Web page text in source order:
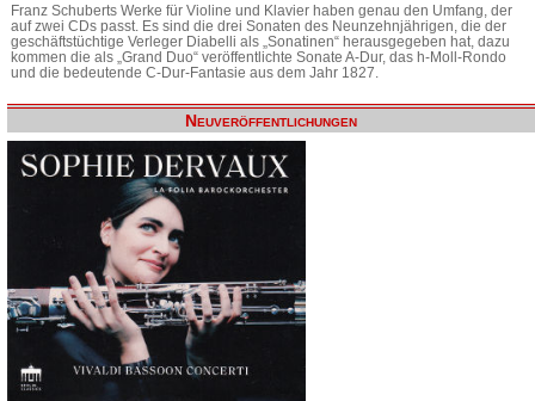
Franz Schuberts Werke für Violine und Klavier haben genau den Umfang, der
auf zwei CDs passt. Es sind die drei Sonaten des Neunzehnjährigen, die der
geschäftstüchtige Verleger Diabelli als „Sonatinen“ herausgegeben hat, dazu
kommen die als „Grand Duo“ veröffentlichte Sonate A-Dur, das h-Moll-Rondo
und die bedeutende C-Dur-Fantasie aus dem Jahr 1827.
Neuveröffentlichungen